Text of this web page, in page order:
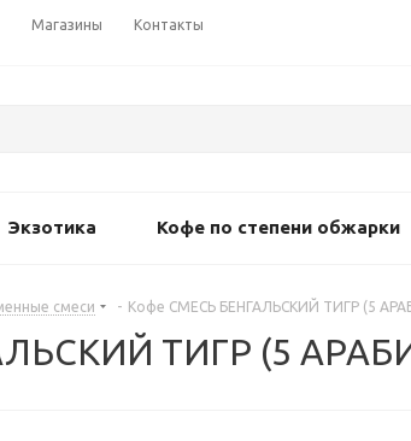
Магазины Контакты
Экзотика Кофе по степени обжарки
смеси - Кофе СМЕСЬ БЕНГАЛЬСКИЙ ТИГР (5
ТИГР (5